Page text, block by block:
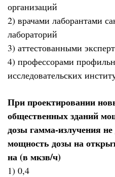
организаций
2) врачами лаборантами
лабораторий
3) аттестованными
4) профессорами
исследовательских
При проектировании
общественных зданий
дозы гамма-излучения
мощность дозы на
на (в мкзв/ч)
1) 0,4